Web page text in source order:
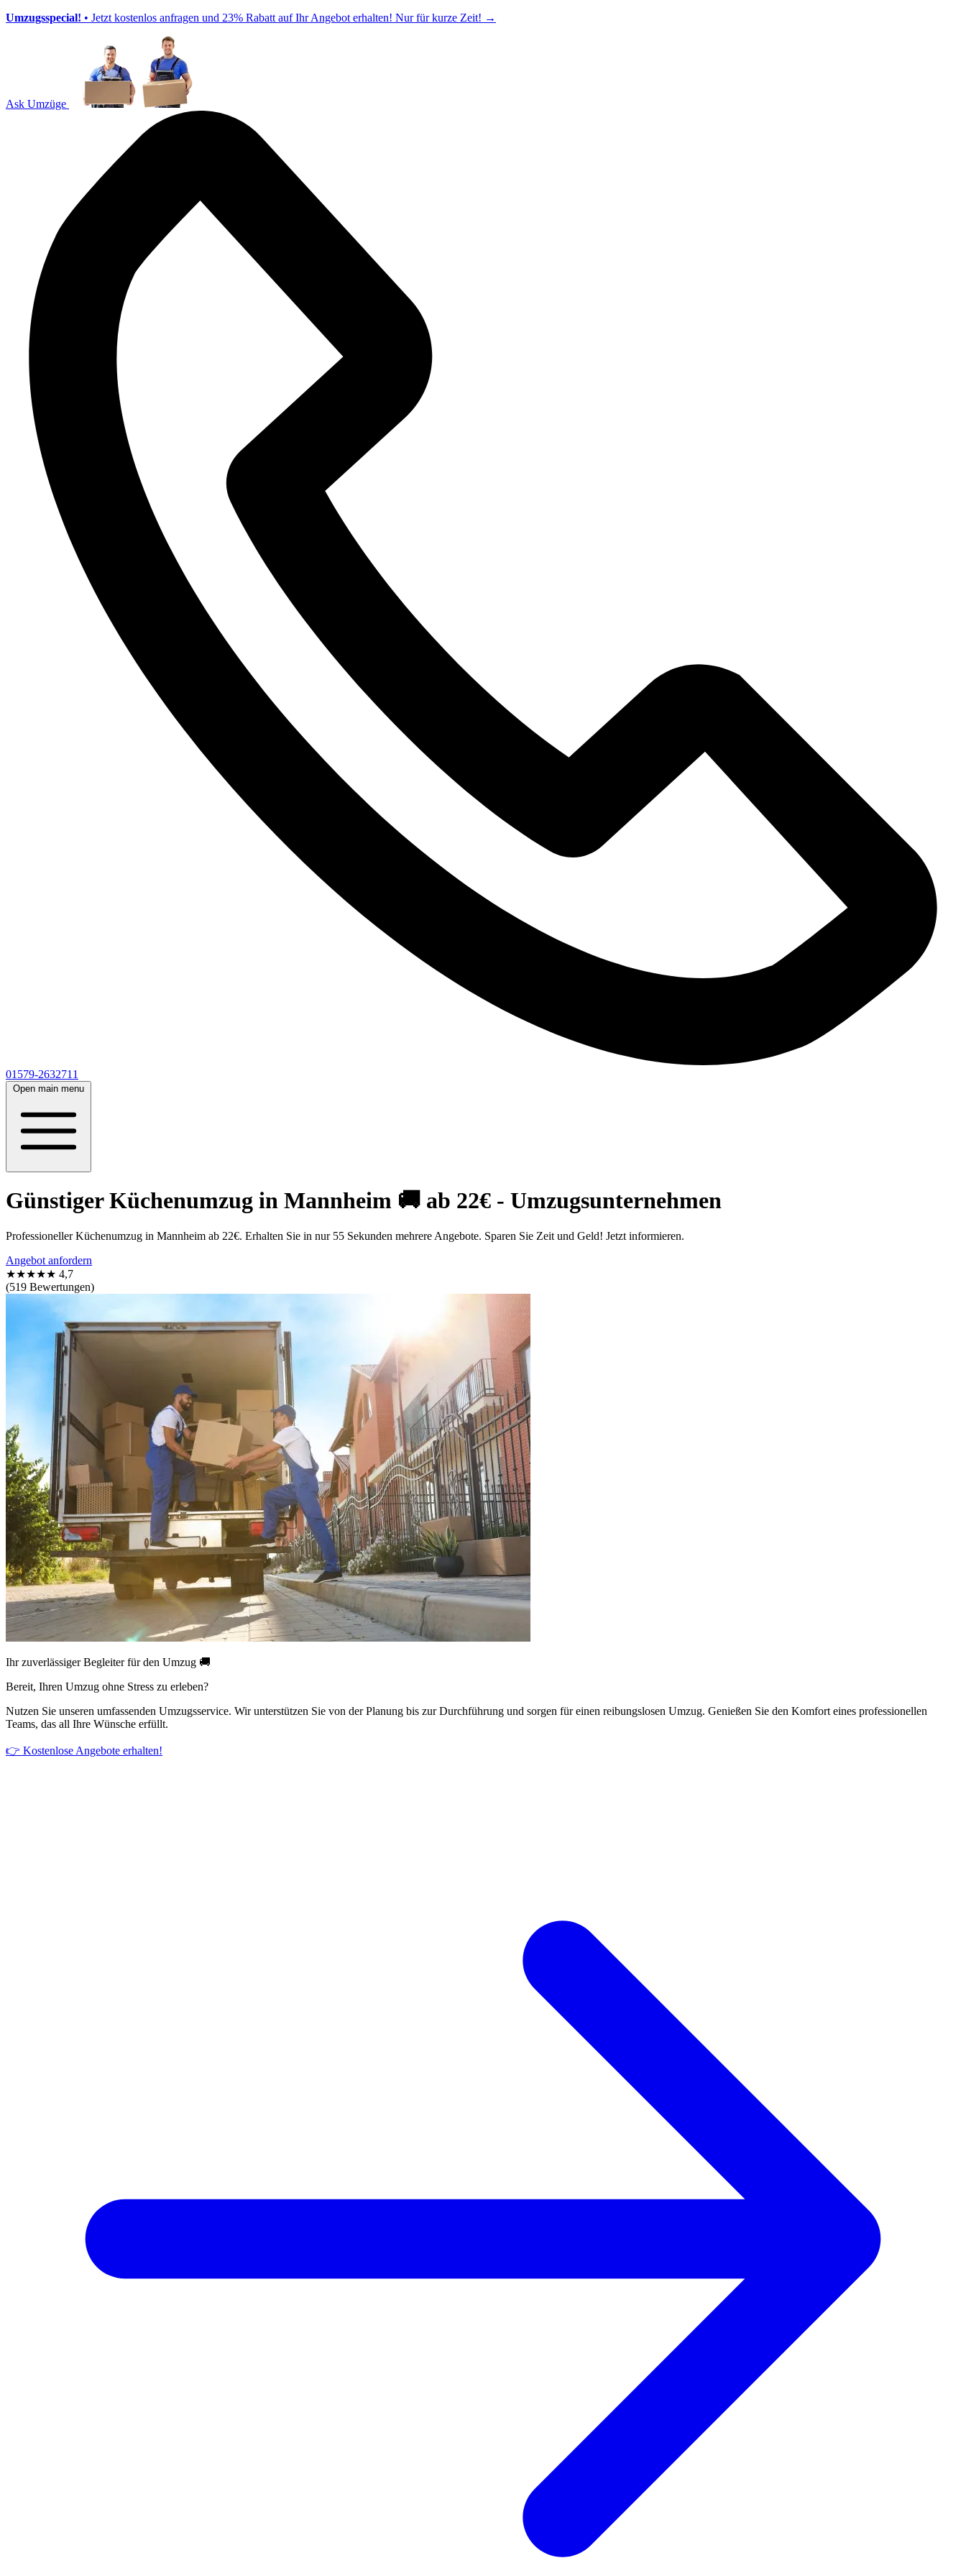
Umzugsspecial! • Jetzt kostenlos anfragen und 23% Rabatt auf Ihr Angebot erhalten! Nur für kurze Zeit! →
Ask Umzüge
01579-2632711
Open main menu
Günstiger Küchenumzug in Mannheim 🚚 ab 22€ - Umzugsunternehmen
Professioneller Küchenumzug in Mannheim ab 22€. Erhalten Sie in nur 55 Sekunden mehrere Angebote. Sparen Sie Zeit und Geld! Jetzt informieren.
Angebot anfordern
★★★★★ 4,7
(519 Bewertungen)
Ihr zuverlässiger Begleiter für den Umzug 🚚
Bereit, Ihren Umzug ohne Stress zu erleben?
Nutzen Sie unseren umfassenden Umzugsservice. Wir unterstützen Sie von der Planung bis zur Durchführung und sorgen für einen reibungslosen Umzug. Genießen Sie den Komfort eines professionellen
Teams, das all Ihre Wünsche erfüllt.
👉 Kostenlose Angebote erhalten!